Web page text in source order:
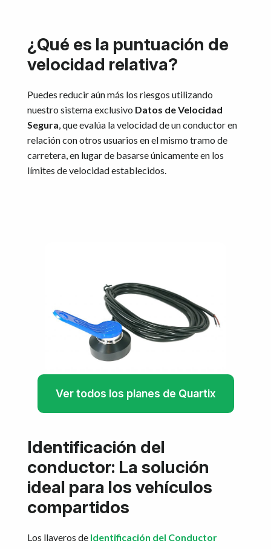
¿Qué es la puntuación de
velocidad relativa?
Puedes reducir aún más los riesgos utilizando
nuestro sistema exclusivo Datos de Velocidad
Segura, que evalúa la velocidad de un conductor en
relación con otros usuarios en el mismo tramo de
carretera, en lugar de basarse únicamente en los
límites de velocidad establecidos.
Ver todos los planes de Quartix
Identificación del
conductor: La solución
ideal para los vehículos
compartidos
Los llaveros de Identificación del Conductor